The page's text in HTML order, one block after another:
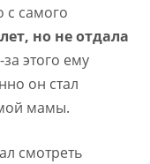
с самого
но не отдала
этого ему
он стал
мамы.
смотреть